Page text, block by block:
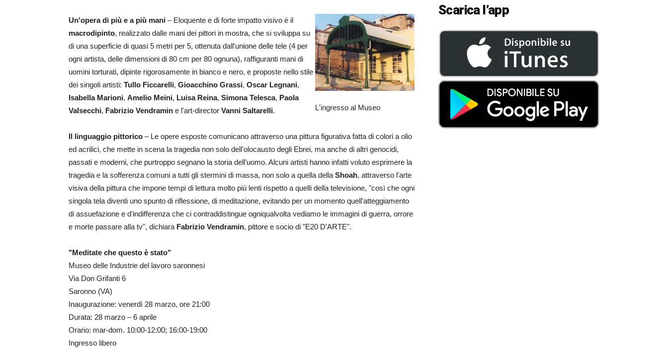
L'ingresso al Museo
Un'opera di più e a più mani – Eloquente e di forte impatto visivo è il
macrodipinto, realizzato dalle mani dei pittori in mostra, che si sviluppa su
di una superficie di quasi 5 metri per 5, ottenuta dall'unione delle tele (4 per
ogni artista, delle dimensioni di 80 cm per 80 ognuna), raffiguranti mani di
uomini torturati, dipinte rigorosamente in bianco e nero, e proposte nello stile
dei singoli artisti: Tullo Ficcarelli, Gioacchino Grassi, Oscar Legnani,
Isabella Marioni, Amelio Meini, Luisa Reina, Simona Telesca, Paola
Valsecchi, Fabrizio Vendramin e l'art-director Vanni Saltarelli.
Il linguaggio pittorico – Le opere esposte comunicano attraverso una pittura figurativa fatta di colori a olio
ed acrilici, che mette in scena la tragedia non solo dell'olocausto degli Ebrei, ma anche di altri genocidi,
passati e moderni, che purtroppo segnano la storia dell'uomo. Alcuni artisti hanno infatti voluto esprimere la
tragedia e la sofferenza comuni a tutti gli stermini di massa, non solo a quella della Shoah, attraverso l'arte
visiva della pittura che impone tempi di lettura molto più lenti rispetto a quelli della televisione, "così che ogni
singola tela diventi uno spunto di riflessione, di meditazione, evitando per un momento quell'atteggiamento
di assuefazione e d'indifferenza che ci contraddistingue ogniqualvolta vediamo le immagini di guerra, orrore
e morte passare alla tv", dichiara Fabrizio Vendramin, pittore e socio di "E20 D'ARTE".
"Meditate che questo è stato"
Museo delle Industrie del lavoro saronnesi
Via Don Grifanti 6
Saronno (VA)
Inaugurazione: venerdì 28 marzo, ore 21:00
Durata: 28 marzo – 6 aprile
Orario: mar-dom. 10:00-12:00; 16:00-19:00
Ingresso libero
Scarica l’app